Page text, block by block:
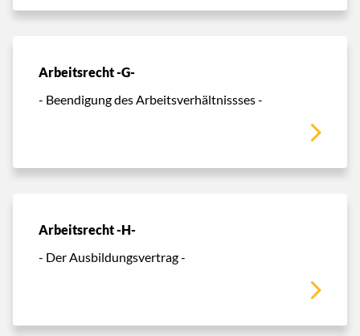
Arbeitsrecht -G-
- Beendigung des Arbeitsverhältnissses -
Arbeitsrecht -H-
- Der Ausbildungsvertrag -